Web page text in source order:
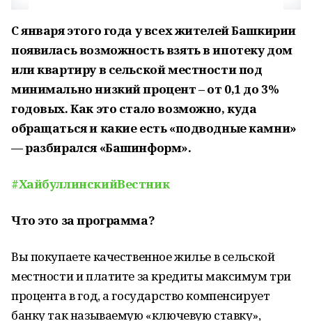
С января этого года у всех жителей Башкирии
появилась возможность взять в ипотеку дом
или квартиру в сельской местности под
минимально низкий процент – от 0,1 до 3%
годовых. Как это стало возможно, куда
обращаться и какие есть «подводные камни»
— разбирался «Башинформ».
#ХайбуллинскийВестник
Что это за программа?
Вы покупаете качественное жилье в сельской
местности и платите за кредиты максимум три
процента в год, а государство компенсирует
банку так называемую «ключевую ставку»,